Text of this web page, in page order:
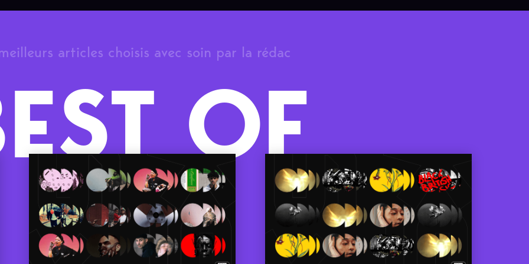
articles choisis avec soin par la rédac
OF